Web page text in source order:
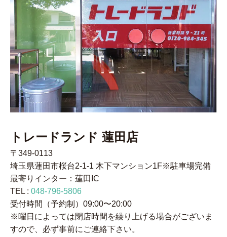
トレードランド 蓮田店
〒349-0113
埼玉県蓮田市桜台2-1-1 木下マンション1F※駐車場完備
最寄りインター：蓮田IC
TEL : 048-796-5806
受付時間（予約制）09:00〜20:00
※曜日によっては閉店時間を繰り上げる場合がございま
すので、必ず事前にご連絡下さい。